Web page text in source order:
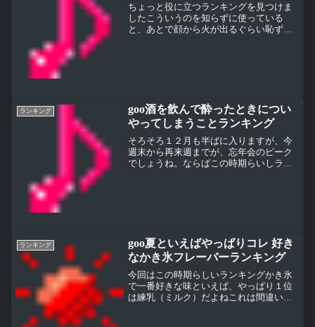
ちょっと役に立つランキングを見つけま
したこういうのを知らずに使っている
と、あとで顔から火が出るぐらい恥ずか
ランキング
goo酒を飲んで酔ったときについ
やってしまうことランキング
そろそろ１２月も半ばに入りますが、今
週末から再来週までが、忘年会のピーク
でしょうね。ならばこの時期らいしラン
ランキング
goo夏といえばやっぱりコレ 好き
なかき氷フレーバーランキング
今回はこの時期らしいランキングかき氷
で一番好きな味といえば、やっぱり１位
は練乳（ミルク）だよねこれは間違いな